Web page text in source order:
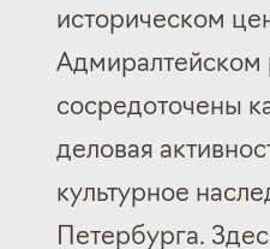
историческом
Адмиралтейском
сосредоточены
деловая
культурное
Петербурга.